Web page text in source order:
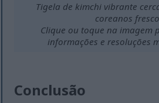
Tigela de kimchi vibrante
coreanos
Clique ou toque na imagem
informações e resoluções
Conclusão